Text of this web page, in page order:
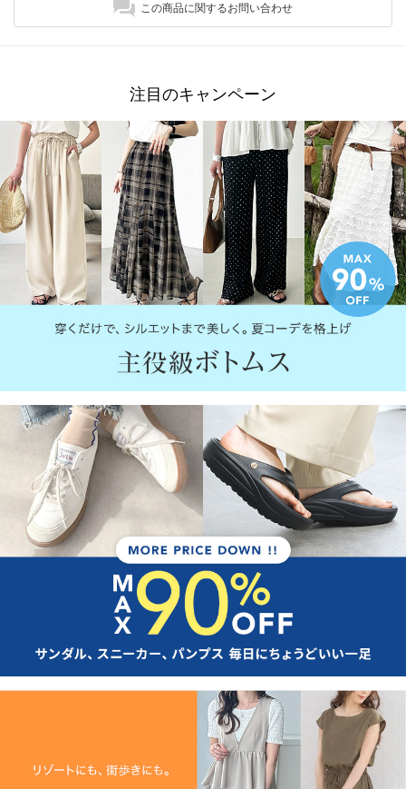
この商品に関するお問い合わせ
注目のキャンペーン